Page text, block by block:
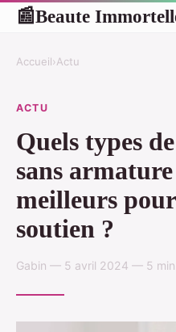
📰Beaute
Accueil›Actu
ACTU
Quels types
sans
meilleurs
soutien ?
Gabin — 5 avril 2024 — 5 min